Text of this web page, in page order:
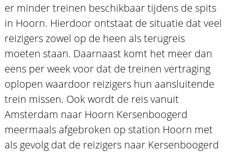
er minder treinen beschikbaar tijdens de spits
in Hoorn. Hierdoor ontstaat de situatie dat veel
reizigers zowel op de heen als terugreis
moeten staan. Daarnaast komt het meer dan
eens per week voor dat de treinen vertraging
oplopen waardoor reizigers hun aansluitende
trein missen. Ook wordt de reis vanuit
Amsterdam naar Hoorn Kersenboogerd
meermaals afgebroken op station Hoorn met
als gevolg dat de reizigers naar Kersenboogerd